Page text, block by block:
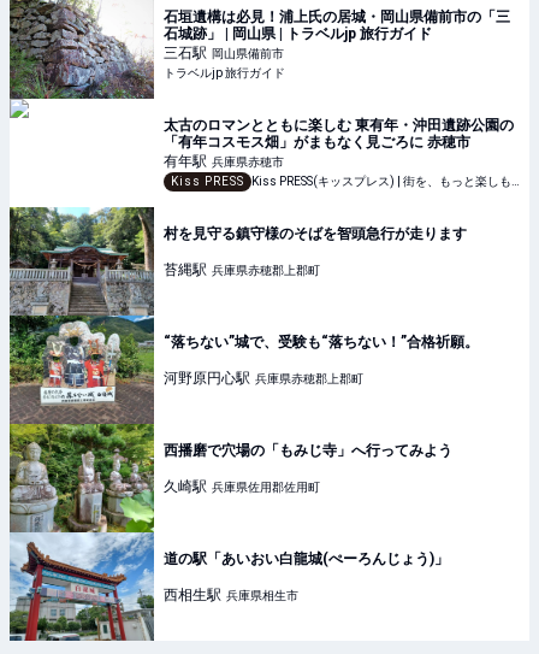
石垣遺構は必見！浦上氏の居城・岡山県備前市の「三
石城跡」 | 岡山県 | トラベルjp 旅行ガイド
三石駅 岡山県備前市
トラベルjp 旅行ガイド
太古のロマンとともに楽しむ 東有年・沖田遺跡公園の
「有年コスモス畑」がまもなく見ごろに 赤穂市
有年駅 兵庫県赤穂市
Kiss PRESS
村を見守る鎮守様のそばを智頭急行が走ります
苔縄駅 兵庫県赤穂郡上郡町
“落ちない”城で、受験も“落ちない！”合格祈願。
河野原円心駅 兵庫県赤穂郡上郡町
西播磨で穴場の「もみじ寺」へ行ってみよう
久崎駅 兵庫県佐用郡佐用町
道の駅「あいおい白龍城(ぺーろんじょう)」
西相生駅 兵庫県相生市